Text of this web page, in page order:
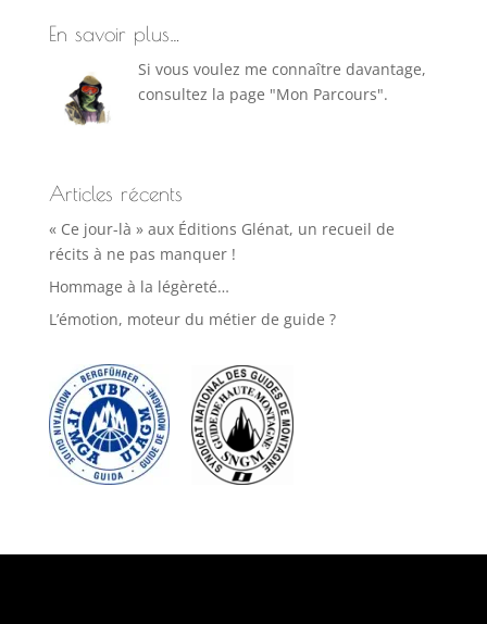
En savoir plus…
Si vous voulez me connaître davantage,
consultez la page "Mon Parcours".
Articles récents
« Ce jour-là » aux Éditions Glénat, un recueil de
récits à ne pas manquer !
Hommage à la légèreté…
L’émotion, moteur du métier de guide ?